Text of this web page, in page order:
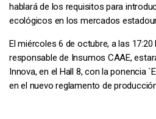
hablará de los requisitos para
ecológicos en los mercados
El miércoles 6 de octubre, a las
responsable de Insumos CAAE,
Innova, en el Hall 8, con la ponencia
en el nuevo reglamento de